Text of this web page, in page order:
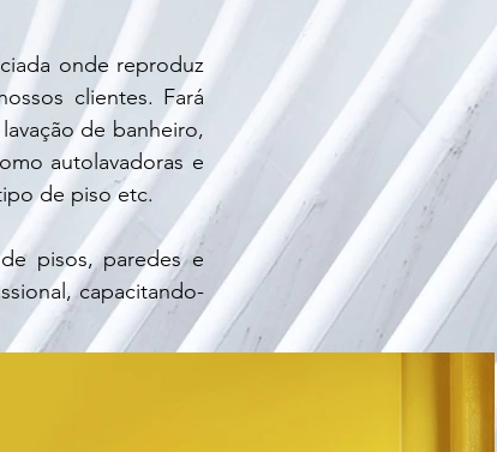
onde reproduz
clientes. Fará
de banheiro,
autolavadoras e
de piso etc.
pisos, paredes e
capacitando-